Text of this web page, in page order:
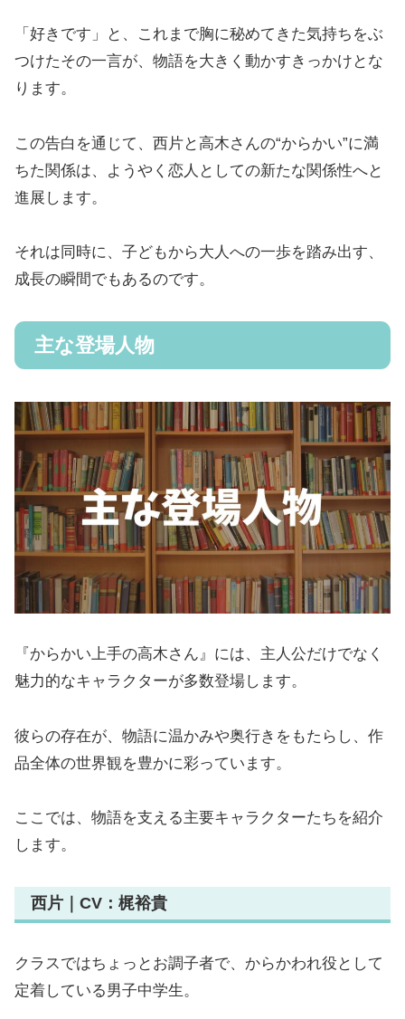
「好きです」と、これまで胸に秘めてきた気持ちをぶ
つけたその一言が、物語を大きく動かすきっかけとな
ります。
この告白を通じて、西片と高木さんの“からかい”に満
ちた関係は、ようやく恋人としての新たな関係性へと
進展します。
それは同時に、子どもから大人への一歩を踏み出す、
成長の瞬間でもあるのです。
主な登場人物
『からかい上手の高木さん』には、主人公だけでなく
魅力的なキャラクターが多数登場します。
彼らの存在が、物語に温かみや奥行きをもたらし、作
品全体の世界観を豊かに彩っています。
ここでは、物語を支える主要キャラクターたちを紹介
します。
西片｜CV：梶裕貴
クラスではちょっとお調子者で、からかわれ役として
定着している男子中学生。